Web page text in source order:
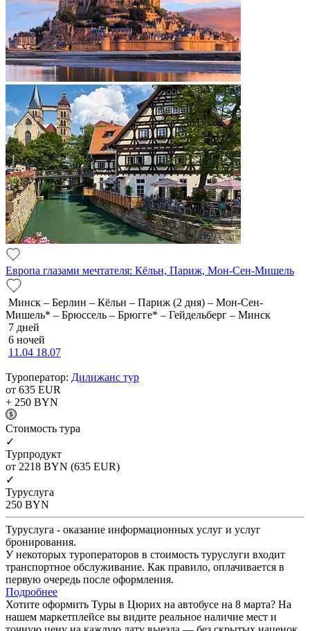
Европа глазами мечтателя: Кёльн, Париж, Мон-Сен-Мишель
Минск – Берлин – Кёльн – Париж (2 дня) – Мон-Сен-
Мишель* – Брюссель – Брюгге* – Гейдельберг – Минск
7 дней
6 ночей
11.04 18.07
Туроператор: Дилижанс тур
от 635 EUR
+ 250 BYN
Cтоимость тура
✓
Турпродукт
от 2218 BYN (635 EUR)
✓
Туруслуга
250 BYN
Туруслуга - оказание информационных услуг и услуг
бронирования.
У некоторых туроператоров в стоимость туруслуги входит
транспортное обслуживание. Как правило, оплачивается в
первую очередь после оформления.
Подробнее
Хотите оформить Туры в Цюрих на автобусе на 8 марта? На
нашем маркетплейсе вы видите реальное наличие мест и